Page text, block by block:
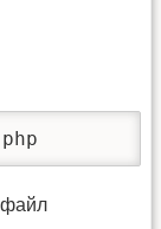
файл